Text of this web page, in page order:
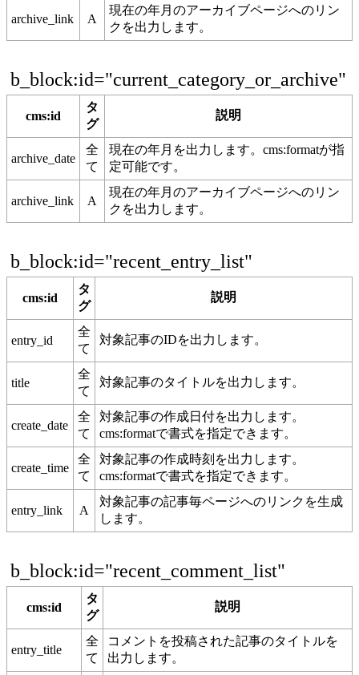
archive_link A
現在の年月のアーカイブページへのリン
クを出力します。
b_block:id="current_category_or_archive"
cms:id
タ
グ
説明
archive_date
全
て
現在の年月を出力します。cms:formatが指
定可能です。
archive_link A
現在の年月のアーカイブページへのリン
クを出力します。
b_block:id="recent_entry_list"
cms:id
タ
グ
説明
entry_id
全
て
対象記事のIDを出力します。
title
全
て
対象記事のタイトルを出力します。
create_date
全
て
対象記事の作成日付を出力します。
cms:formatで書式を指定できます。
create_time
全
て
対象記事の作成時刻を出力します。
cms:formatで書式を指定できます。
entry_link A
対象記事の記事毎ページへのリンクを生成
します。
b_block:id="recent_comment_list"
cms:id
タ
グ
説明
entry_title
全
て
コメントを投稿された記事のタイトルを
出力します。